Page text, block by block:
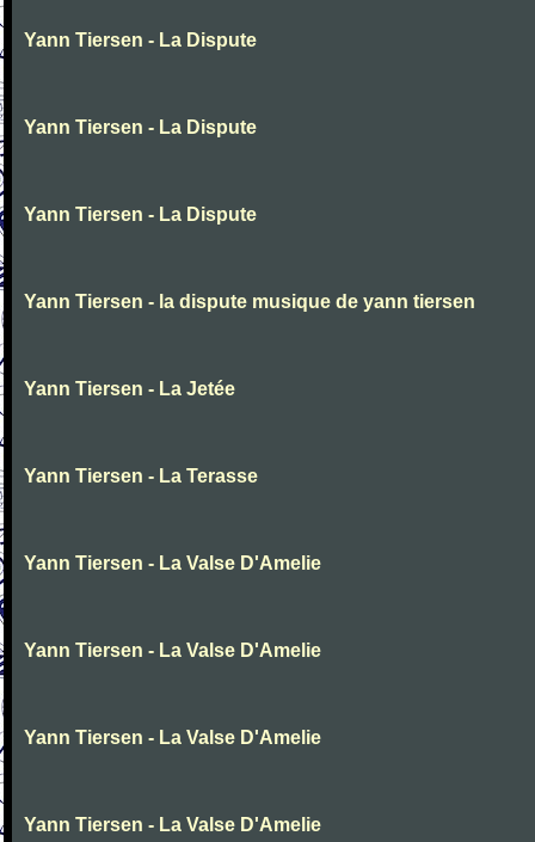
Yann Tiersen - La Dispute
Yann Tiersen - La Dispute
Yann Tiersen - La Dispute
Yann Tiersen - la dispute musique de yann tiersen
Yann Tiersen - La Jetée
Yann Tiersen - La Terasse
Yann Tiersen - La Valse D'Amelie
Yann Tiersen - La Valse D'Amelie
Yann Tiersen - La Valse D'Amelie
Yann Tiersen - La Valse D'Amelie